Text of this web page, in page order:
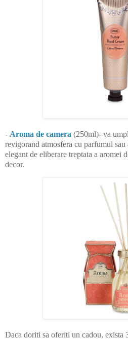
- Aroma de camera (250ml)- va
revigorand atmosfera cu parfumul
elegant de eliberare treptata a aromei
decor.
Daca doriti sa oferiti un cadou, exista